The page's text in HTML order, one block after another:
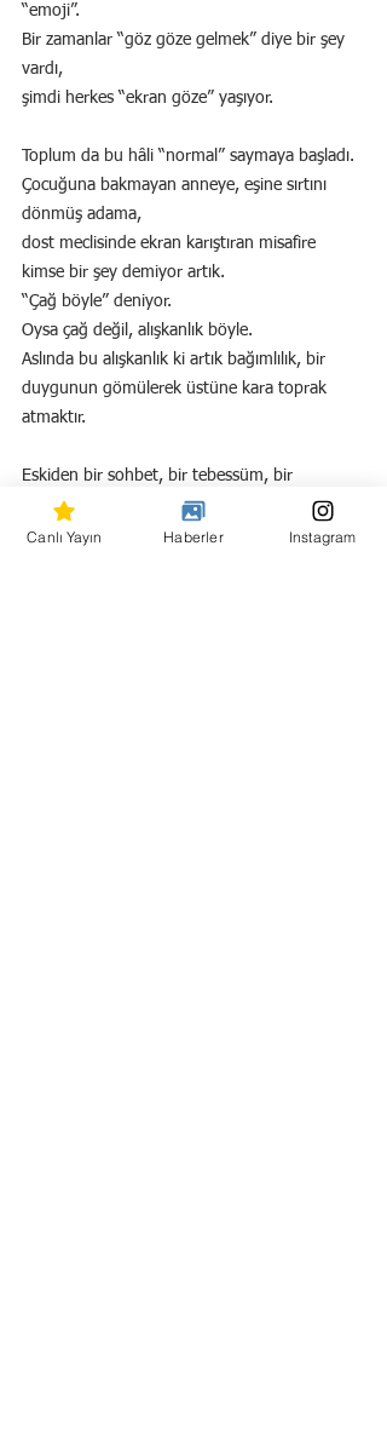
“emoji”.
Bir zamanlar “göz göze gelmek” diye bir şey
vardı,
şimdi herkes “ekran göze” yaşıyor.
Toplum da bu hâli “normal” saymaya başladı.
Çocuğuna bakmayan anneye, eşine sırtını
dönmüş adama,
dost meclisinde ekran karıştıran misafire
kimse bir şey demiyor artık.
“Çağ böyle” deniyor.
Oysa çağ değil, alışkanlık böyle.
Aslında bu alışkanlık ki artık bağımlılık, bir
duygunun gömülerek üstüne kara toprak
atmaktır.
Eskiden bir sohbet, bir tebessüm, bir
dokunuşla anlaşırdık.
Şimdi Wi-Fi şifresiyle tanışıyoruz.
Canlı Yayın Haberler Instagram